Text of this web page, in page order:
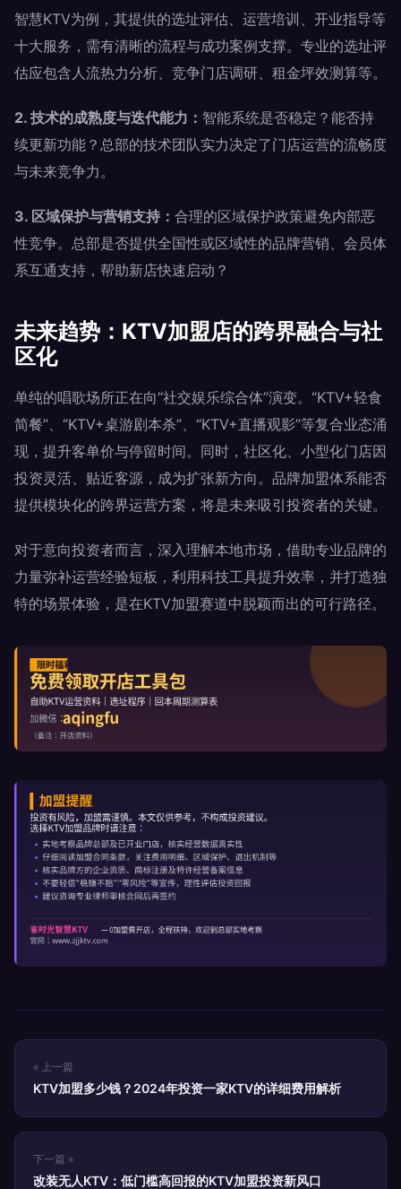
智慧KTV为例，其提供的选址评估、运营培训、开业指导等
十大服务，需有清晰的流程与成功案例支撑。专业的选址评
估应包含人流热力分析、竞争门店调研、租金坪效测算等。
2. 技术的成熟度与迭代能力： 智能系统是否稳定？能否持
续更新功能？总部的技术团队实力决定了门店运营的流畅度
与未来竞争力。
3. 区域保护与营销支持： 合理的区域保护政策避免内部恶
性竞争。总部是否提供全国性或区域性的品牌营销、会员体
系互通支持，帮助新店快速启动？
未来趋势：KTV加盟店的跨界融合与社
区化
单纯的唱歌场所正在向“社交娱乐综合体”演变。“KTV+轻食
简餐”、“KTV+桌游剧本杀”、“KTV+直播观影”等复合业态涌
现，提升客单价与停留时间。同时，社区化、小型化门店因
投资灵活、贴近客源，成为扩张新方向。品牌加盟体系能否
提供模块化的跨界运营方案，将是未来吸引投资者的关键。
对于意向投资者而言，深入理解本地市场，借助专业品牌的
力量弥补运营经验短板，利用科技工具提升效率，并打造独
特的场景体验，是在KTV加盟赛道中脱颖而出的可行路径。
« 上一篇
KTV加盟多少钱？2024年投资一家KTV的详细费用解析
下一篇 »
改装无人KTV：低门槛高回报的KTV加盟投资新风口